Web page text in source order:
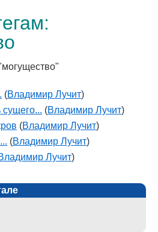
(Владимир Лучит)
(Владимир Лучит)
(Владимир Лучит)
(Владимир Лучит)
Лучит)